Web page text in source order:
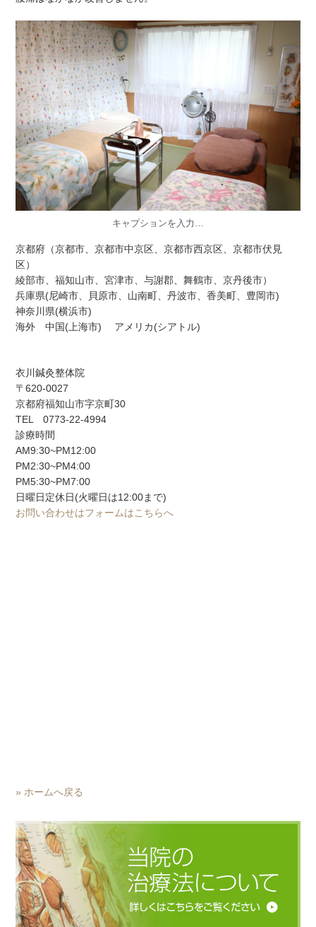
キャプションを入力…
京都府（京都市、京都市中京区、京都市西京区、京都市伏見
区）
綾部市、福知山市、宮津市、与謝郡、舞鶴市、京丹後市）
兵庫県(尼崎市、貝原市、山南町、丹波市、香美町、豊岡市)
神奈川県(横浜市)
海外 中国(上海市) アメリカ(シアトル)
衣川鍼灸整体院
〒620-0027
京都府福知山市字京町30
TEL 0773-22-4994
診療時間
AM9:30~PM12:00
PM2:30~PM4:00
PM5:30~PM7:00
日曜日定休日(火曜日は12:00まで)
お問い合わせはフォームはこちらへ
» ホームへ戻る